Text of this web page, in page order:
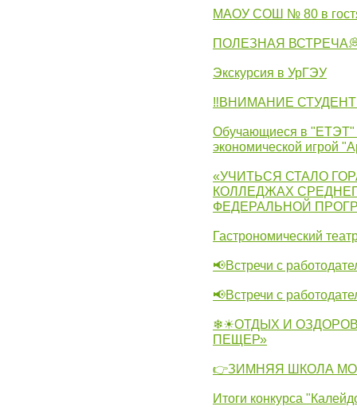
МАОУ СОШ № 80 в
ПОЛЕЗНАЯ
Экскурсия в УрГЭУ
‼ВНИМАНИЕ
Обучающиеся в "ЕТЭТ"
экономической игрой
«УЧИТЬСЯ СТАЛО
КОЛЛЕДЖАХ
ФЕДЕРАЛЬНОЙ
Гастрономический
📢Встречи с
📢Встречи с
❄☀ОТДЫХ И
ПЕЩЕР»
👉ЗИМНЯЯ ШКОЛА
Итоги конкурса